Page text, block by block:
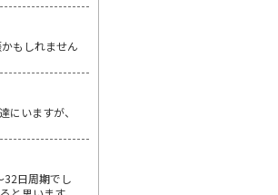
もしれません
いますが、
32日周期でし